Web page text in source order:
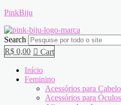
PinkBiju
Search
R$ 0,00 Cart
Início
Feminino
Acessórios para
Acessórios para Óculos